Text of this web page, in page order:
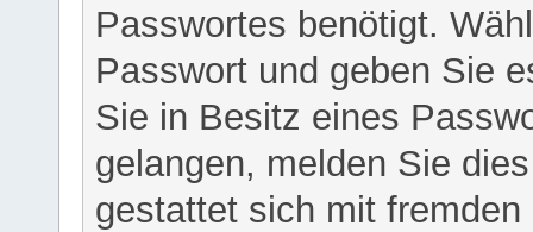
Passwortes benötigt.
Passwort und geben Sie
Sie in Besitz eines
gelangen, melden Sie
gestattet sich mit